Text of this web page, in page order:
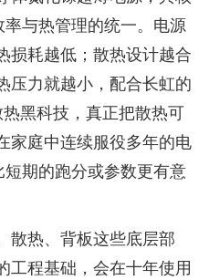
率与热管理的统一。电源
损耗越低；散热设计越合
压力就越小，配合长虹的
黑科技，真正把散热可
家庭中连续服役多年的电
短期的跑分或参数更有意
散热、背板这些底层部
工程基础，会在十年使用